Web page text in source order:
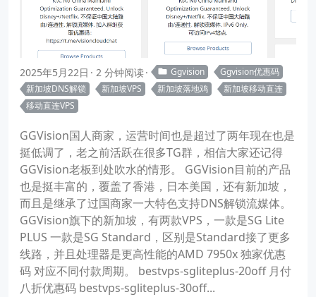
2025年5月22日 2 分钟阅读 Ggvision
Ggvision优惠码
新加坡DNS解锁
新加坡VPS 新加坡落地鸡
新加坡移动直连
移动直连VPS
GGVision国人商家，运营时间也是超过了两年现在也是
挺低调了，老之前活跃在很多TG群，相信大家还记得
GGVision老板到处吹水的情形。 GGVision目前的产品
也是挺丰富的，覆盖了香港，日本美国，还有新加坡，
而且是继承了过国商家一大特色支持DNS解锁流媒体。
GGVision旗下的新加坡，有两款VPS，一款是SG Lite
PLUS 一款是SG Standard，区别是Standard接了更多
线路，并且处理器是更高性能的AMD 7950x 独家优惠
码 对应不同付款周期。 bestvps-sgliteplus-20off 月付
八折优惠码 bestvps-sgliteplus-30off...